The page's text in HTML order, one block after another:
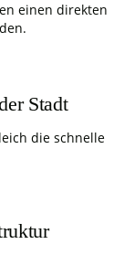
einen direkten
Stadt
die schnelle